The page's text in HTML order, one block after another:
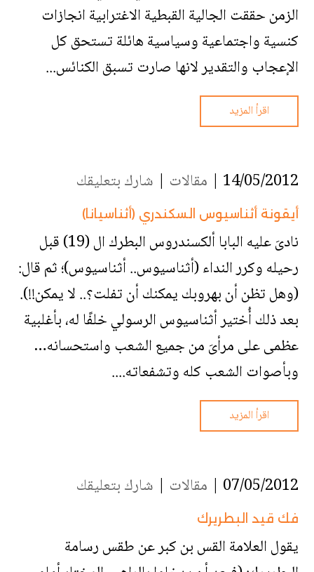
الزمن حققت الجالية القبطية الاغترابية انجازات
كنسية واجتماعية وسياسية هائلة تستحق كل
الإعجاب والتقدير لانها صارت تسبق الكنائس...
اقرأ المزيد
14/05/2012 | مقالات | شارك بتعليقك
أيقونة أثناسيوس السكندري (أثناسيانا)
نادىَ عليه البابا ألكسندروس البطرك ال (19) قبل
رحيله وكرر النداء (أثناسيوس.. أثناسيوس)؛ ثم قال:
(وهل تظن أن بهروبك يمكنك أن تفلت؟.. لا يمكن!!).
بعد ذلك أُختير أثناسيوس الرسولي خلفًا له، بأغلبية
عظمى على مرأىَ من جميع الشعب واستحسانه…
وبأصوات الشعب كله وتشفعاته....
اقرأ المزيد
07/05/2012 | مقالات | شارك بتعليقك
فك قيد البطريرك
يقول العلامة القس بن كبر عن طقس رسامة